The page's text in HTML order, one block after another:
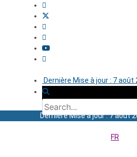
Dernière Mise à jour : 7 août
Dernière Mise à jour : 7 août
FR